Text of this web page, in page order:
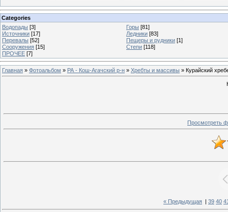
Categories
Водопады [3] Горы [81]
Источники [17] Ледники [83]
Перевалы [52] Пещеры и рудники [1]
Сооружения [15] Степи [118]
ПРОЧЕЕ [7]
Главная » Фотоальбом » РА - Кош-Агачский р-н » Хребты и массивы » Курайский
Просмотреть
« Предыдущая 39 40